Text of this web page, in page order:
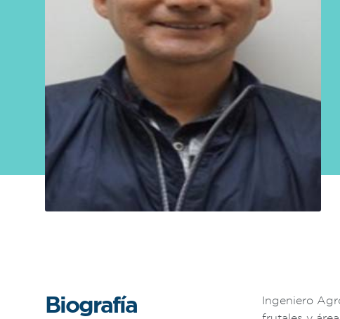
FONTAGRO
FONTAGRO es un mecanismo de
cooperación único que fomenta la
inversión en innovación en el sector
agroalimentario de América Latina y El
Caribe, y promueve plataformas
regionales públicas y privadas. Sar
Conocer más
Biografía
Ingeniero